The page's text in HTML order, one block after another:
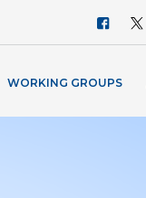
WORKING GROUPS